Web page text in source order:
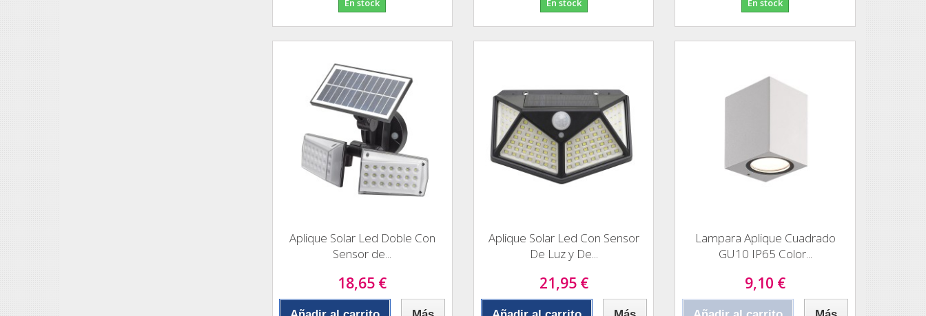
En stock En stock En stock
Aplique Solar Led Doble Con
Sensor de...
18,65 €
Aplique Solar Led Con Sensor
De Luz y De...
21,95 €
Lampara Aplique Cuadrado
GU10 IP65 Color...
9,10 €